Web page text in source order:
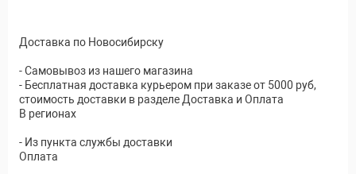
Доставка по Новосибирску
- Самовывоз из нашего магазина
- Бесплатная доставка курьером при заказе от 5000 руб,
стоимость доставки в разделе Доставка и Оплата
В регионах
- Из пункта службы доставки
Оплата